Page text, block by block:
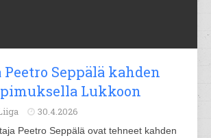
Peetro Seppälä kahden
Lukkoon
30.4.2026
Peetro Seppälä ovat tehneet kahden